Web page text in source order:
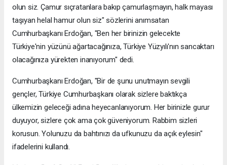
olun siz. Çamur sıçratanlara bakıp çamurlaşmayın, halk mayası
taşıyan helal hamur olun siz" sözlerini anımsatan
Cumhurbaşkanı Erdoğan, "Ben her birinizin gelecekte
Türkiye'nin yüzünü ağartacağınıza, Türkiye Yüzyılı'nın sancaktarı
olacağınıza yürekten inanıyorum" dedi.
Cumhurbaşkanı Erdoğan, "Bir de şunu unutmayın sevgili
gençler, Türkiye Cumhurbaşkanı olarak sizlere baktıkça
ülkemizin geleceği adına heyecanlanıyorum. Her birinizle gurur
duyuyor, sizlere çok ama çok güveniyorum. Rabbim sizleri
korusun. Yolunuzu da bahtınızı da ufkunuzu da açık eylesin"
ifadelerini kullandı.